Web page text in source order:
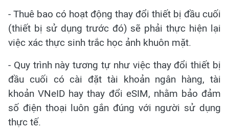
- Thuê bao có hoạt động thay đổi thiết bị đầu cuối
(thiết bị sử dụng trước đó) sẽ phải thực hiện lại
việc xác thực sinh trắc học ảnh khuôn mặt.
- Quy trình này tương tự như việc thay đổi thiết bị
đầu cuối có cài đặt tài khoản ngân hàng, tài
khoản VNeID hay thay đổi eSIM, nhằm bảo đảm
số điện thoại luôn gắn đúng với người sử dụng
thực tế.